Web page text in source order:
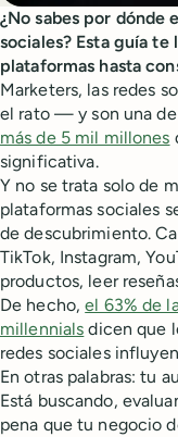
¿No sabes por dónde
sociales? Esta guía
plataformas hasta
Marketers, las redes
el rato — y son una
más de 5 mil millones
significativa.
Y no se trata solo de
plataformas sociales
de descubrimiento.
TikTok, Instagram,
productos, leer
De hecho,el 63% de
millennials dicen que
redes sociales
En otras palabras: tu
Está buscando,
pena que tu negocio